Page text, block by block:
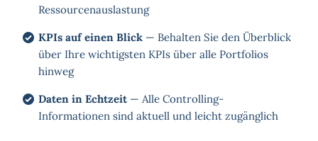
Ressourcenauslastung
KPIs auf einen Blick— Behalten Sie den Überblick
über Ihre wichtigsten KPIs über alle Portfolios
hinweg
Daten in Echtzeit— Alle Controlling-
Informationen sind aktuell und leicht zugänglich